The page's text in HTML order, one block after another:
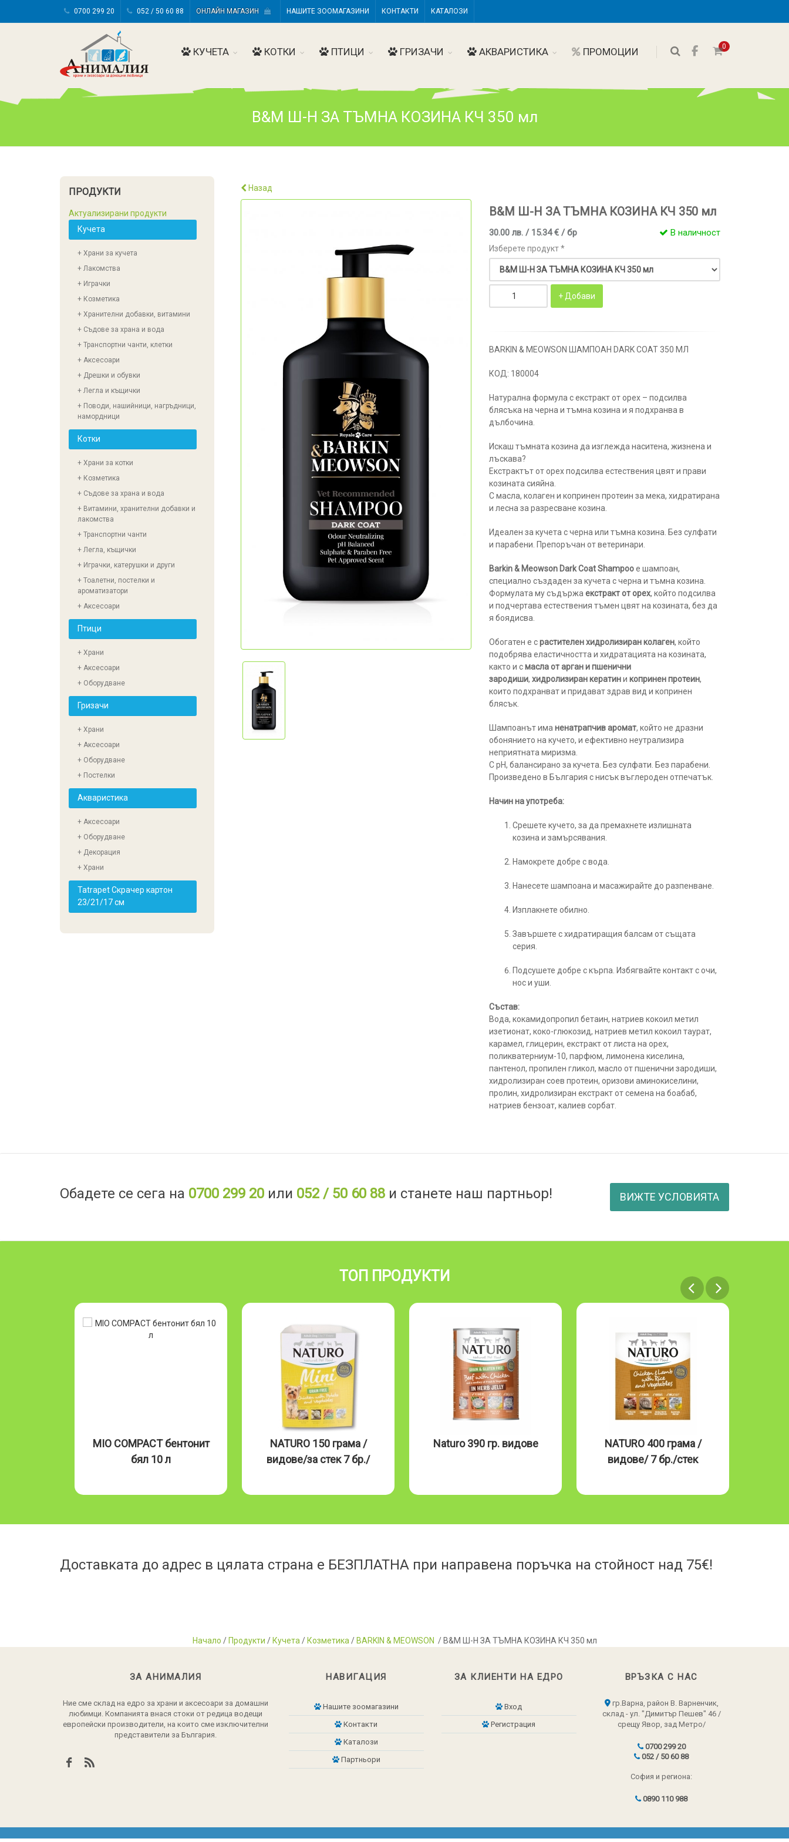
0700 299 20 052 / 50 60 88 ОНЛАЙН МАГАЗИН НАШИТЕ ЗООМАГАЗИНИ КОНТАКТИ КАТАЛОЗИ
0
КУЧЕТА КОТКИ ПТИЦИ ГРИЗАЧИ АКВАРИСТИКА ПРОМОЦИИ
B&M Ш-Н ЗА ТЪМНА КОЗИНА КЧ 350 мл
Назад
B&M Ш-Н ЗА ТЪМНА КОЗИНА КЧ 350 мл
30.00 лв. / 15.34 € / бр В наличност
Изберете продукт *
BARKIN & MEOWSON ШАМПОАН DARK COAT 350 МЛ
КОД: 180004
Натурална формула с екстракт от орех – подсилва
блясъка на черна и тъмна козина и я подхранва в
дълбочина.
Искаш тъмната козина да изглежда наситена, жизнена и
лъскава?
Екстрактът от орех подсилва естествения цвят и прави
козината сияйна.
С масла, колаген и копринен протеин за мека, хидратирана
и лесна за разресване козина.
Идеален за кучета с черна или тъмна козина. Без сулфати
и парабени. Препоръчан от ветеринари.
Barkin & Meowson Dark Coat Shampooе шампоан,
специално създаден за кучета с черна и тъмна козина.
Формулата му съдържаекстракт от орех, който подсилва
и подчертава естествения тъмен цвят на козината, без да
я боядисва.
Обогатен е срастителен хидролизиран колаген, който
подобрява еластичността и хидратацията на козината,
както и смасла от арган и пшенични
зародиши,хидролизиран кератиникопринен протеин,
които подхранват и придават здрав вид и копринен
блясък.
Шампоанът иманенатрапчив аромат, който не дразни
обонянието на кучето, и ефективно неутрализира
неприятната миризма.
С pH, балансирано за кучета. Без сулфати. Без парабени.
Произведено в България с нисък въглероден отпечатък.
Начин на употреба:
Срешете кучето, за да премахнете излишната
козина и замърсявания.
Намокрете добре с вода.
Нанесете шампоана и масажирайте до разпенване.
Изплакнете обилно.
Завършете с хидратиращия балсам от същата
серия.
Подсушете добре с кърпа. Избягвайте контакт с очи,
нос и уши.
Състав:
Вода, кокамидопропил бетаин, натриев кокоил метил
изетионат, коко-глюкозид, натриев метил кокоил таурат,
карамел, глицерин, екстракт от листа на орех,
поликватерниум-10, парфюм, лимонена киселина,
пантенол, пропилен гликол, масло от пшенични зародиши,
хидролизиран соев протеин, оризови аминокиселини,
пролин, хидролизиран екстракт от семена на боабаб,
натриев бензоат, калиев сорбат.
ПРОДУКТИ
Актуализирани продукти
Кучета
+ Храни за кучета
+ Лакомства
+ Играчки
+ Козметика
+ Хранителни добавки, витамини
+ Съдове за храна и вода
+ Транспортни чанти, клетки
+ Аксесоари
+ Дрешки и обувки
+ Легла и къщички
+ Поводи, нашийници, нагръдници,
намордници
Котки
+ Храни за котки
+ Козметика
+ Съдове за храна и вода
+ Витамини, хранителни добавки и
лакомства
+ Транспортни чанти
+ Легла, къщички
+ Играчки, катерушки и други
+ Тоалетни, постелки и
ароматизатори
+ Аксесоари
Птици
+ Храни
+ Аксесоари
+ Оборудване
Гризачи
+ Храни
+ Аксесоари
+ Оборудване
+ Постелки
Акваристика
+ Аксесоари
+ Оборудване
+ Декорация
+ Храни
Tatrapet Скрачер картон
23/21/17 см
Обадете се сега на 0700 299 20или 052 / 50 60 88и станете наш партньор! ВИЖТЕ УСЛОВИЯТА
ТОП ПРОДУКТИ
MIO COMPACT бентонит
бял 10 л
NATURO 150 грама /
видове/за стек 7 бр./
Naturo 390 гр. видове
NATURO 400 грама /
видове/ 7 бр./стек
Доставката до адрес в цялата страна е БЕЗПЛАТНА при направена поръчка на стойност над 75€!
Начало / Продукти / Кучета / Козметика / BARKIN & MEOWSON / B&M Ш-Н ЗА ТЪМНА КОЗИНА КЧ 350 мл
ЗА АНИМАЛИЯ
Ние сме склад на едро за храни и аксесоари за домашни
любимци. Компанията внася стоки от редица водещи
европейски производители, на които сме изключителни
представители за България.
НАВИГАЦИЯ
Нашите зоомагазини
Контакти
Каталози
Партньори
ЗА КЛИЕНТИ НА ЕДРО
Вход
Регистрация
ВРЪЗКА С НАС
гр.Варна, район В. Варненчик,
склад - ул. "Димитър Пешев" 46 /
срещу Явор, зад Метро/
0700 299 20
052 / 50 60 88
София и региона:
0890 110 988